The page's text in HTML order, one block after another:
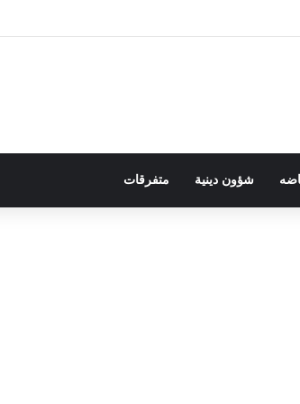
الاجتماعية
شؤون دينية متفرقات